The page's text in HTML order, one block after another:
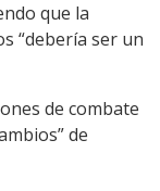
que la
“debería ser un
de combate
de